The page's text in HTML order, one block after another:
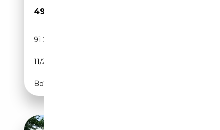
49 950€
91 201 km
11/2016
Boîte automatique